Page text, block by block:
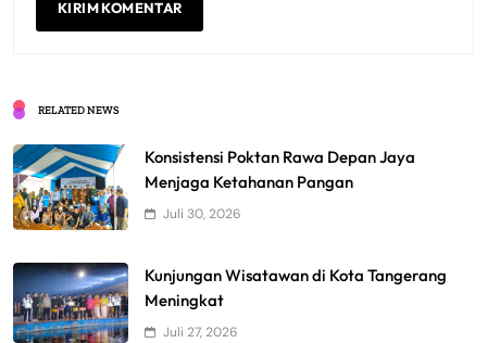
RELATED NEWS
Konsistensi Poktan Rawa Depan Jaya
Menjaga Ketahanan Pangan
Juli 30, 2026
Kunjungan Wisatawan di Kota Tangerang
Meningkat
Juli 27, 2026